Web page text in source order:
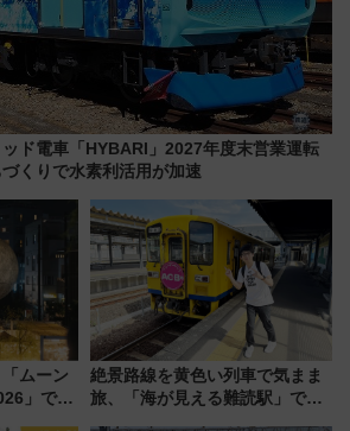
ド電車「HYBARI」2027年度末営業運転
くりで水素利活用が加速
ムーン
」でイ
絶景路線を黄色い列車で気まま
旅、「海が見える難読駅」で幸